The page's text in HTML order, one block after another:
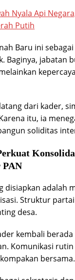
Nyala Api
Putih
Baru ini
Baginya, jabatan
dari kader,
itu, ia
soliditas
PAN
disiapkan adalah
Struktur
desa.
kembali
Komunikasi
bersama.